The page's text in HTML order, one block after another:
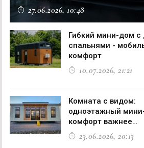
27.06.2026, 10:48
Гибкий мини-дом с
спальнями -
комфорт
10.07.2026, 21:21
Комната с видом:
одноэтажный
комфорт важнее
компромиссов
23.06.2026, 20:13